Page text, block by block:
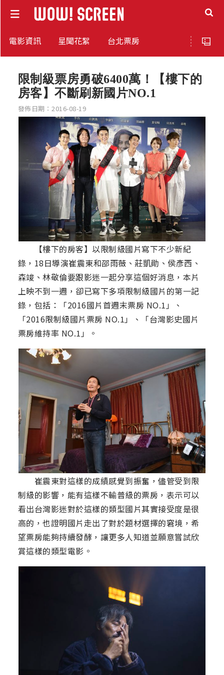
電影資訊 星聞花絮 台北票房
限制級票房勇破6400萬！【樓下的
房客】不斷刷新國片NO.1
發佈日期：2016-08-19
【樓下的房客】以限制級國片寫下不少新紀
錄，18日導演崔震東和邵雨薇、莊凱勛、侯彥西、
森竣、林敬倫要跟影迷一起分享這個好消息，本片
上映不到一週，卻已寫下多項限制級國片的第一記
錄，包括：「2016國片首週末票房 NO.1」、
「2016限制級國片票房 NO.1」、「台灣影史國片
票房維持率 NO.1」。
崔震東對這樣的成績感覺到振奮，儘管受到限
制級的影響，能有這樣不輸普級的票房，表示可以
看出台灣影迷對於這樣的類型國片其實接受度是很
高的，也證明國片走出了對於題材選擇的窘境，希
望票房能夠持續發酵，讓更多人知道並願意嘗試欣
賞這樣的類型電影。